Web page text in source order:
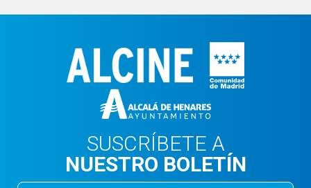
SUSCRÍBETE A
NUESTRO BOLETÍN